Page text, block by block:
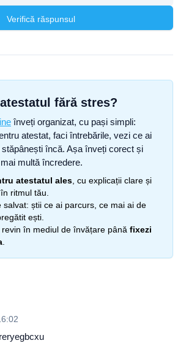
Verifică răspunsul
fără stres?
înveți organizat, cu pași simpli:
atestat, faci întrebările, vezi ce ai
încă. Așa înveți corect și
multă încredere.
atestatul ales , cu explicații clare și
ritmul tău.
salvat: știi ce ai parcurs, ce mai ai de
ești.
în mediul de învățare până fixezi